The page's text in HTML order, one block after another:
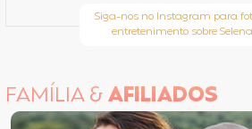
Siga-nos no Instagram para
entretenimento sobre
FAMÍLIA &AFILIADOS